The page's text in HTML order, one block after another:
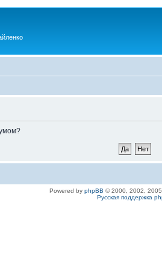
Powered by phpBB © 2000, 2002,
Русская поддержка